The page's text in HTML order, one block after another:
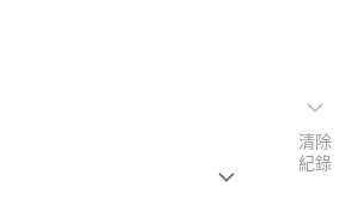
清除
紀錄